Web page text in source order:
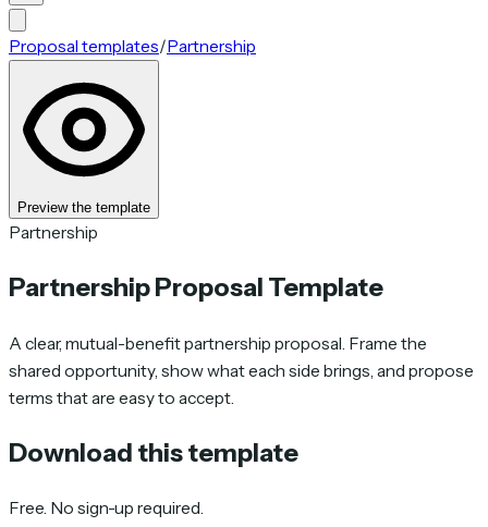
Proposal templates/Partnership
Preview the template
Partnership
Partnership Proposal Template
A clear, mutual-benefit partnership proposal. Frame the
shared opportunity, show what each side brings, and propose
terms that are easy to accept.
Download this template
Free. No sign-up required.